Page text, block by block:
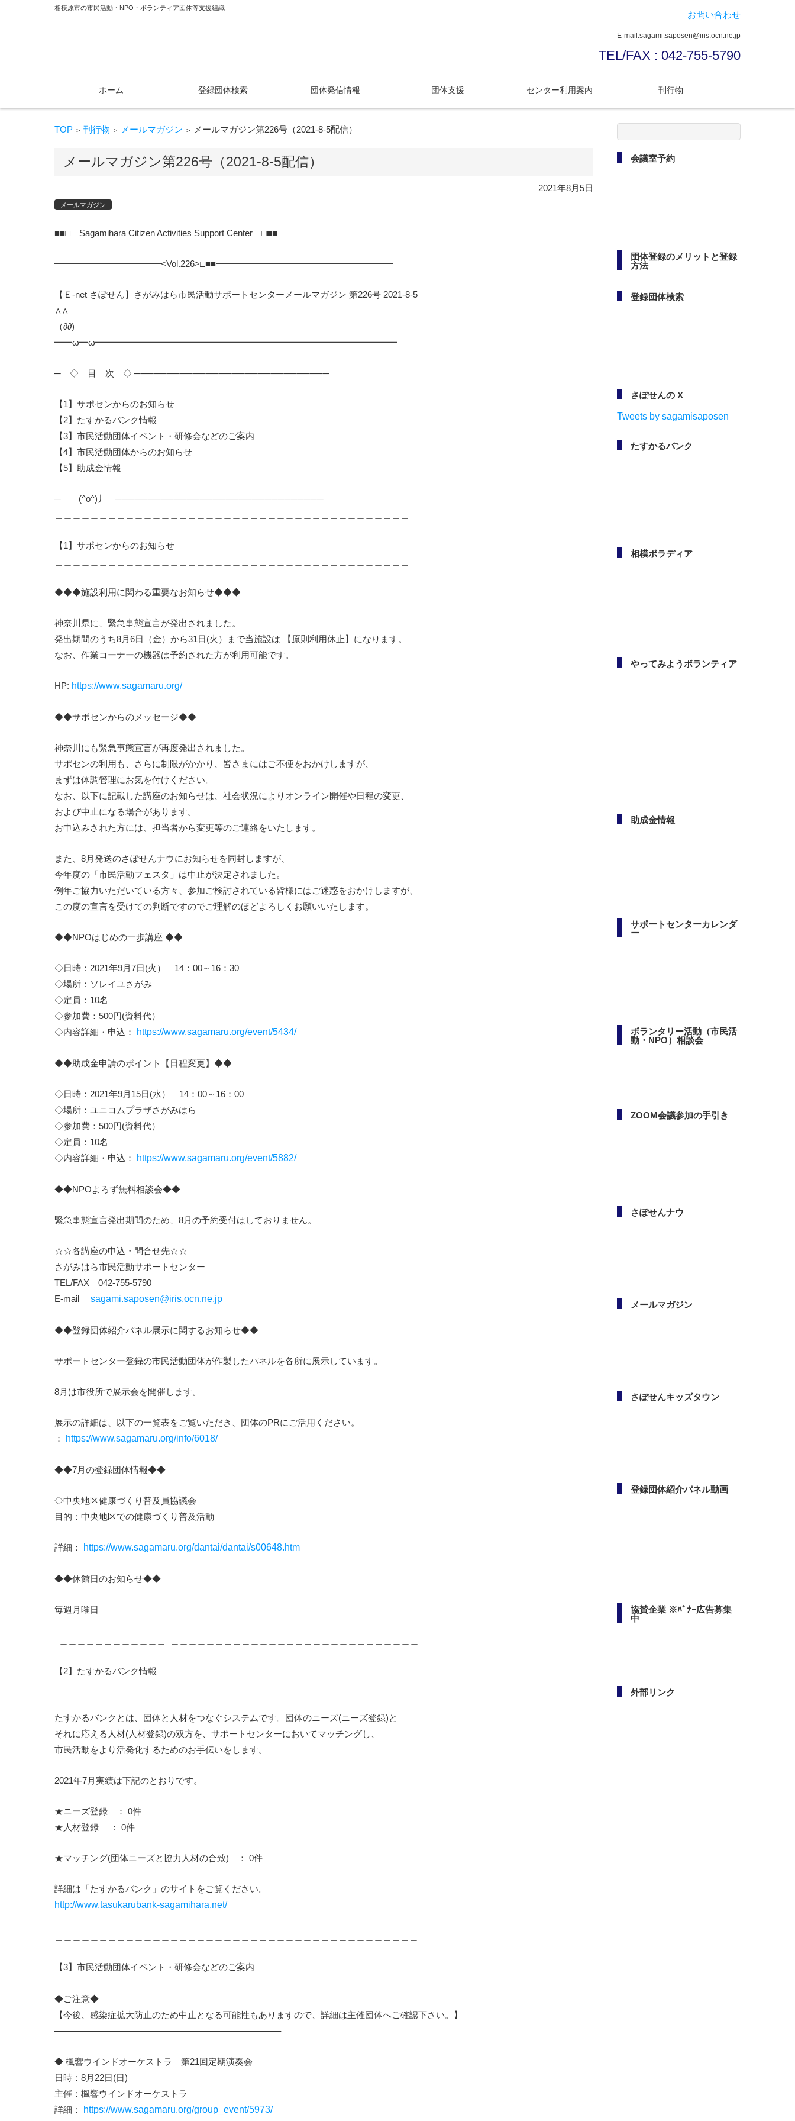
相模原市の市民活動・NPO・ボランティア団体等支援組織
お問い合わせ
E-mail:sagami.saposen@iris.ocn.ne.jp
TEL/FAX : 042-755-5790
ホーム 登録団体検索 団体発信情報 団体支援 センター利用案内 刊行物
TOP > 刊行物 > メールマガジン > メールマガジン第226号（2021-8-5配信）
メールマガジン第226号（2021-8-5配信）
2021年8月5日
メールマガジン
■■□ Sagamihara Citizen Activities Support Center □■■
━━━━━━━━━━━━<Vol.226>□■■━━━━━━━━━━━━━━━━━━━━
【Ｅ-net さぽせん】さがみはら市民活動サポートセンターメールマガジン 第226号 2021-8-5
∧∧
（∂∂)
━━ω━ω━━━━━━━━━━━━━━━━━━━━━━━━━━━━━━━━━━
─ ◇ 目 次 ◇ ──────────────────────────────
【1】サポセンからのお知らせ
【2】たすかるバンク情報
【3】市民活動団体イベント・研修会などのご案内
【4】市民活動団体からのお知らせ
【5】助成金情報
─ (^o^)丿 ────────────────────────────────
【1】サポセンからのお知らせ
◆◆◆施設利用に関わる重要なお知らせ◆◆◆
神奈川県に、緊急事態宣言が発出されました。
発出期間のうち8月6日（金）から31日(火）まで当施設は 【原則利用休止】になります。
なお、作業コーナーの機器は予約された方が利用可能です。
HP: https://www.sagamaru.org/
◆◆サポセンからのメッセージ◆◆
神奈川にも緊急事態宣言が再度発出されました。
サポセンの利用も、さらに制限がかかり、皆さまにはご不便をおかけしますが、
まずは体調管理にお気を付けください。
なお、以下に記載した講座のお知らせは、社会状況によりオンライン開催や日程の変更、
および中止になる場合があります。
お申込みされた方には、担当者から変更等のご連絡をいたします。
また、8月発送のさぽせんナウにお知らせを同封しますが、
今年度の「市民活動フェスタ」は中止が決定されました。
例年ご協力いただいている方々、参加ご検討されている皆様にはご迷惑をおかけしますが、
この度の宣言を受けての判断ですのでご理解のほどよろしくお願いいたします。
◆◆NPOはじめの一歩講座 ◆◆
◇日時：2021年9月7日(火） 14：00～16：30
◇場所：ソレイユさがみ
◇定員：10名
◇参加費：500円(資料代）
◇内容詳細・申込：
https://www.sagamaru.org/event/5434/
◆◆助成金申請のポイント【日程変更】◆◆
◇日時：2021年9月15日(水） 14：00～16：00
◇場所：ユニコムプラザさがみはら
◇参加費：500円(資料代）
◇定員：10名
◇内容詳細・申込：
https://www.sagamaru.org/event/5882/
◆◆NPOよろず無料相談会◆◆
緊急事態宣言発出期間のため、8月の予約受付はしておりません。
☆☆各講座の申込・問合せ先☆☆
さがみはら市民活動サポートセンター
TEL/FAX 042-755-5790
E-mail sagami.saposen@iris.ocn.ne.jp
◆◆登録団体紹介パネル展示に関するお知らせ◆◆
サポートセンター登録の市民活動団体が作製したパネルを各所に展示しています。
8月は市役所で展示会を開催します。
展示の詳細は、以下の一覧表をご覧いただき、団体のPRにご活用ください。
：
https://www.sagamaru.org/info/6018/
◆◆7月の登録団体情報◆◆
◇中央地区健康づくり普及員協議会
目的：中央地区での健康づくり普及活動
詳細： https://www.sagamaru.org/dantai/dantai/s00648.htm
◆◆休館日のお知らせ◆◆
毎週月曜日
【2】たすかるバンク情報
たすかるバンクとは、団体と人材をつなぐシステムです。団体のニーズ(ニーズ登録)と
それに応える人材(人材登録)の双方を、サポートセンターにおいてマッチングし、
市民活動をより活発化するためのお手伝いをします。
2021年7月実績は下記のとおりです。
★ニーズ登録 ： 0件
★人材登録 ： 0件
★マッチング(団体ニーズと協力人材の合致) ： 0件
詳細は「たすかるバンク」のサイトをご覧ください。
http://www.tasukarubank-sagamihara.net/
【3】市民活動団体イベント・研修会などのご案内
◆ご注意◆
【今後、感染症拡大防止のため中止となる可能性もありますので、詳細は主催団体へご確認下さい。】
—————————————————————————–
◆ 楓響ウインドオーケストラ 第21回定期演奏会
日時：8月22日(日)
主催：楓響ウインドオーケストラ
詳細：
https://www.sagamaru.org/group_event/5973/
検
会議室予約
団体登録のメリットと登録
方法